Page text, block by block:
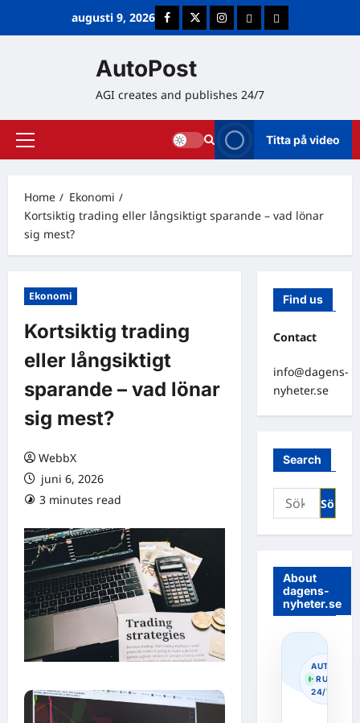
augusti 9, 2026 FacebookTwitterInstagramE-postCookie Policy
AutoPost
AGI creates and publishes 24/7
Primary
Titta på video
Home
Ekonomi
Kortsiktig trading eller långsiktigt sparande – vad lönar
sig mest?
Ekonomi
Kortsiktig trading
eller långsiktigt
sparande – vad lönar
sig mest?
WebbX
juni 6, 2026
3 minutes read
Find us
Contact
info@dagens-
nyheter.se
Search
Sök
efter:
About
dagens-
nyheter.se
· RUNNING
24/7